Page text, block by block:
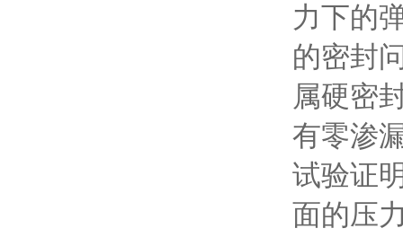
力下的
的密封
属硬密
有零渗
试验证
面的压